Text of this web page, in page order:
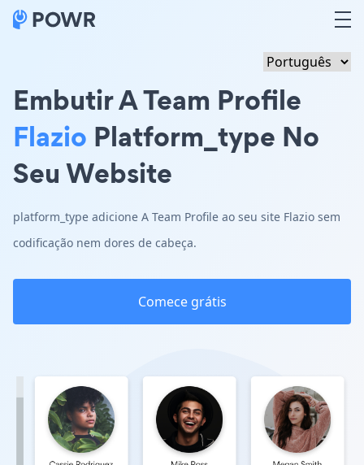
Embutir A Team Profile
Flazio Platform_type No
Seu Website
platform_type adicione A Team Profile ao seu site Flazio sem
codificação nem dores de cabeça.
Comece grátis